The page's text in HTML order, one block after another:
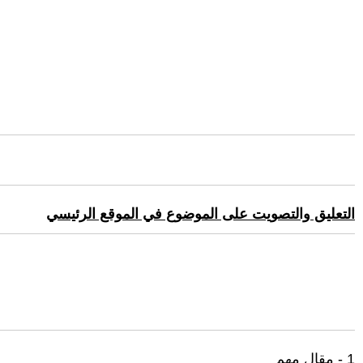
التعليق والتصويت على الموضوع في الموقع الرئيسي
1 - مقال مهم